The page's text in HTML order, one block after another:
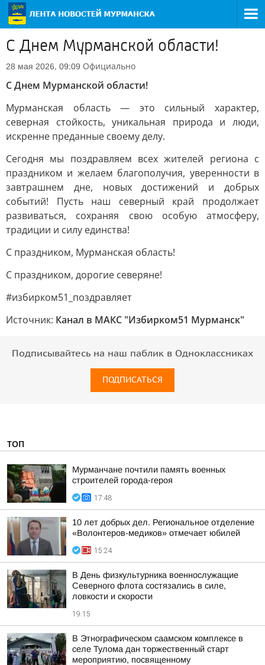
С Днем Мурманской области!
28 мая 2026, 09:09 Официально
С Днем Мурманской области!
Мурманская область — это сильный характер,
северная стойкость, уникальная природа и люди,
искренне преданные своему делу.
Сегодня мы поздравляем всех жителей региона с
праздником и желаем благополучия, уверенности в
завтрашнем дне, новых достижений и добрых
событий! Пусть наш северный край продолжает
развиваться, сохраняя свою особую атмосферу,
традиции и силу единства!
С праздником, Мурманская область!
С праздником, дорогие северяне!
#избирком51_поздравляет
Источник: Канал в МАКС "Избирком51 Мурманск"
Подписывайтесь на наш паблик в Одноклассниках
ПОДПИСАТЬСЯ
ТОП
Мурманчане почтили память военных
строителей города-героя
17:48
10 лет добрых дел. Региональное отделение
«Волонтеров-медиков» отмечает юбилей
15:24
В День физкультурника военнослужащие
Северного флота состязались в силе,
ловкости и скорости
19:15
В Этнографическом саамском комплексе в
селе Тулома дан торжественный старт
мероприятию, посвященному